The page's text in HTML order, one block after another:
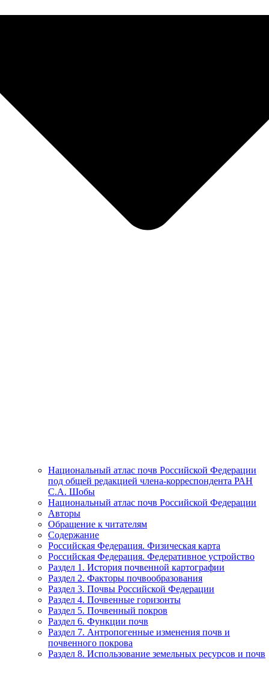
Национальный атлас почв Российской Федерации
под общей редакцией члена-корреспондента РАН
С.А. Шобы
Национальный атлас почв Российской Федерации
Авторы
Обращение к читателям
Содержание
Российская Федерация. Физическая карта
Российская Федерация. Федеративное устройство
Раздел 1. История почвенной картографии
Раздел 2. Факторы почвообразования
Раздел 3. Почвы Российской Федерации
Раздел 4. Почвенные горизонты
Раздел 5. Почвенный покров
Раздел 6. Функции почв
Раздел 7. Антропогенные изменения почв и
почвенного покрова
Раздел 8. Использование земельных ресурсов и почв